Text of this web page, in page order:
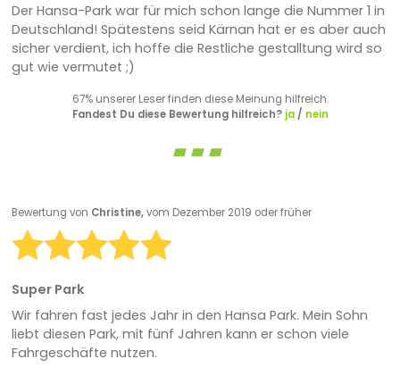
Der Hansa-Park war für mich schon lange die Nummer 1 in
Deutschland! Spätestens seid Kärnan hat er es aber auch
sicher verdient, ich hoffe die Restliche gestalltung wird so
gut wie vermutet ;)
67% unserer Leser finden diese Meinung hilfreich.
Fandest Du diese Bewertung hilfreich? ja/ nein
Bewertung von Christine,vom Dezember 2019 oder früher
Super Park
Wir fahren fast jedes Jahr in den Hansa Park. Mein Sohn
liebt diesen Park, mit fünf Jahren kann er schon viele
Fahrgeschäfte nutzen.